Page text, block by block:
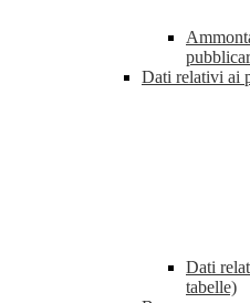
Dati relativi ai
Dati
tabelle)